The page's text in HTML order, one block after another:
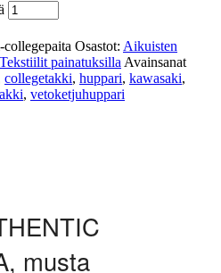
Osastot: Aikuisten
Tekstiilit painatuksilla Avainsanat
collegetakki, huppari, kawasaki,
, vetoketjuhuppari
musta